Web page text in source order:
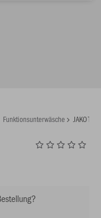
Funktionsunterwäsche JAKO